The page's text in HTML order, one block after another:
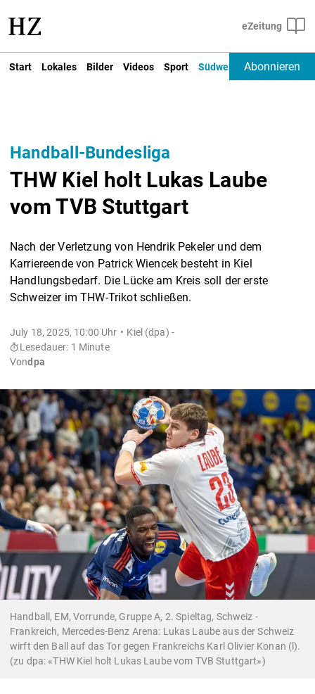
Start Lokales Bilder Videos Sport Südwest Deutschland
Abonnieren
Handball-Bundesliga
THW Kiel holt Lukas Laube
vom TVB Stuttgart
Nach der Verletzung von Hendrik Pekeler und dem
Karriereende von Patrick Wiencek besteht in Kiel
Handlungsbedarf. Die Lücke am Kreis soll der erste
Schweizer im THW-Trikot schließen.
July 18, 2025, 10:00 Uhr
Kiel (dpa) -
Lesedauer: 1 Minute
Vondpa
Handball, EM, Vorrunde, Gruppe A, 2. Spieltag, Schweiz -
Frankreich, Mercedes-Benz Arena: Lukas Laube aus der Schweiz
wirft den Ball auf das Tor gegen Frankreichs Karl Olivier Konan (l).
(zu dpa: «THW Kiel holt Lukas Laube vom TVB Stuttgart»)